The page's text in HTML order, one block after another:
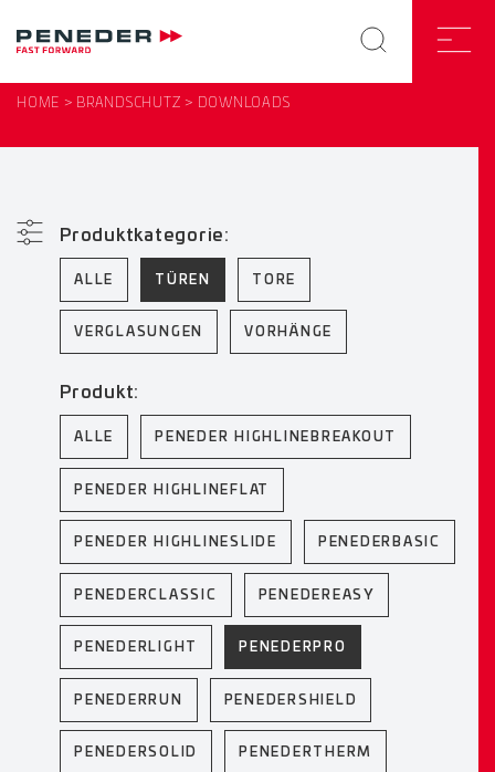
HOME BRANDSCHUTZ DOWNLOADS
Produktkategorie:
ALLE TÜREN TORE
VERGLASUNGEN VORHÄNGE
Produkt:
ALLE PENEDER HIGHLINEBREAKOUT
PENEDER HIGHLINEFLAT
PENEDER HIGHLINESLIDE PENEDERBASIC
PENEDERCLASSIC PENEDEREASY
PENEDERLIGHT PENEDERPRO
PENEDERRUN PENEDERSHIELD
PENEDERSOLID PENEDERTHERM